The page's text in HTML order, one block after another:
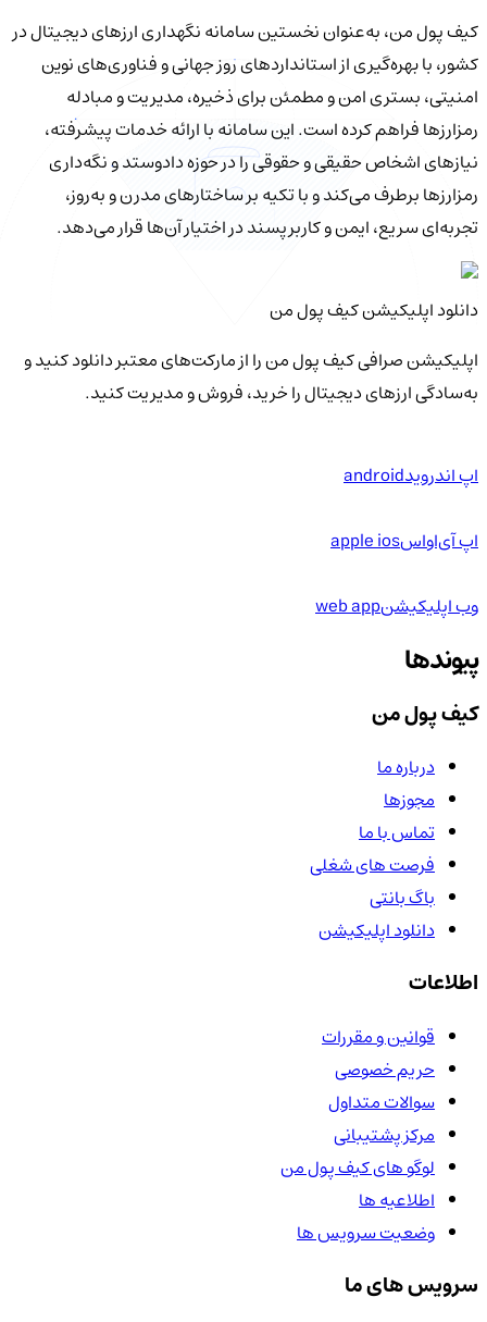
کیف‌ پول من، به‌عنوان نخستین سامانه نگهداری ارزهای دیجیتال در
کشور، با بهره‌گیری از استانداردهای روز جهانی و فناوری‌های نوین
امنیتی، بستری امن و مطمئن برای ذخیره، مدیریت و مبادله
رمزارزها فراهم کرده است. این سامانه با ارائه خدمات پیشرفته،
نیازهای اشخاص حقیقی و حقوقی را در حوزه دادوستد و نگه‌داری
رمزارزها برطرف می‌کند و با تکیه بر ساختارهای مدرن و به‌روز،
تجربه‌ای سریع، ایمن و کاربرپسند در اختیار آن‌ها قرار می‌دهد.
دانلود اپلیکیشن کیف‌ پول من
اپلیکیشن صرافی کیف پول من را از مارکت‌های معتبر دانلود کنید و
به‌سادگی ارزهای دیجیتال را خرید، فروش و مدیریت کنید.
اپ اندرویدandroid
اپ آی‌او‌اسapple ios
وب اپلیکیشنweb app
پیوندها
کیف پول من
درباره ما
مجوزها
تماس با ما
فرصت های شغلی
باگ بانتی
دانلود اپلیکیشن
اطلاعات
قوانین و مقررات
حریم خصوصی
سوالات متداول
مرکز پشتیبانی
لوگو های کیف پول من
اطلاعیه ها
وضعیت سرویس ها
سرویس های ما